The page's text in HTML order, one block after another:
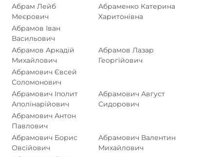
Абрам Лейб
Меєрович
Абраменко Катерина
Харитонівна
Абрамов Іван
Васильович
Абрамов Аркадій
Михайлович
Абрамов Лазар
Георгійович
Абрамович Євсей
Соломонович
Абрамович Іполит
Аполінарійович
Абрамович Август
Сидорович
Абрамович Антон
Павлович
Абрамович Борис
Овсійович
Абрамович Валентин
Михайлович